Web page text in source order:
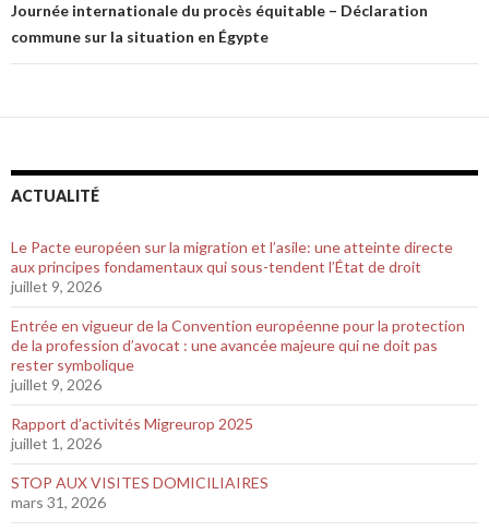
Journée internationale du procès équitable – Déclaration
commune sur la situation en Égypte
ACTUALITÉ
Le Pacte européen sur la migration et l’asile: une atteinte directe
aux principes fondamentaux qui sous-tendent l’État de droit
juillet 9, 2026
Entrée en vigueur de la Convention européenne pour la protection
de la profession d’avocat : une avancée majeure qui ne doit pas
rester symbolique
juillet 9, 2026
Rapport d’activités Migreurop 2025
juillet 1, 2026
STOP AUX VISITES DOMICILIAIRES
mars 31, 2026